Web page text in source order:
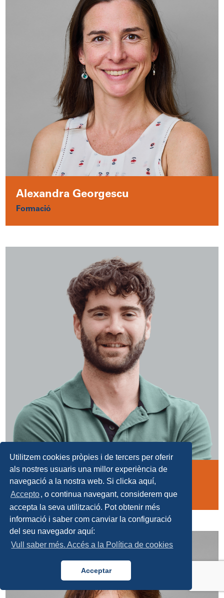
Utilitzem cookies pròpies i de tercers per oferir
als nostres usuaris una millor experiència de
navegació a la nostra web. Si clicka aquí,
Accepto, o continua navegant, considerem que
accepta la seva utilització. Pot obtenir més
informació i saber com canviar la configuració
del seu navegador aquí:
Vull saber més. Accés a la Política de cookies
Acceptar
Alexandra Georgescu
Formació
Carles Massot
Comunitat CCF